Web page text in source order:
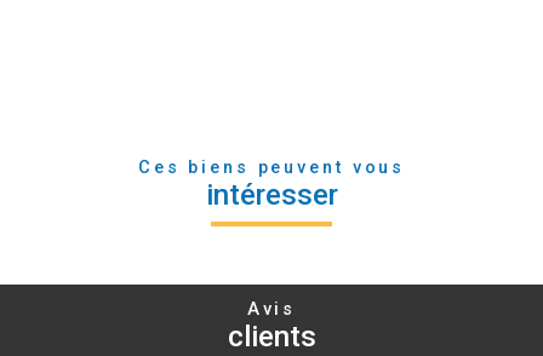
Ces biens peuvent vous
intéresser
Avis
clients